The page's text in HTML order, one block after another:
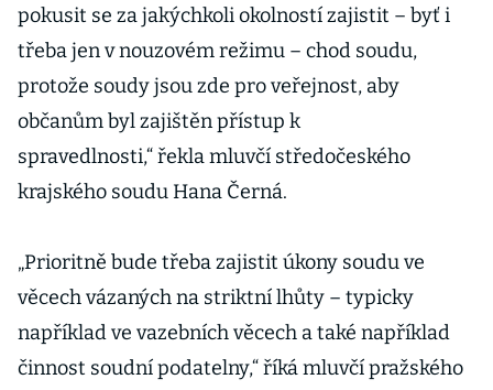
pokusit se za jakýchkoli okolností zajistit – byť i
třeba jen v nouzovém režimu – chod soudu,
protože soudy jsou zde pro veřejnost, aby
občanům byl zajištěn přístup k
spravedlnosti,“ řekla mluvčí středočeského
krajského soudu Hana Černá.
„Prioritně bude třeba zajistit úkony soudu ve
věcech vázaných na striktní lhůty – typicky
například ve vazebních věcech a také například
činnost soudní podatelny,“ říká mluvčí pražského